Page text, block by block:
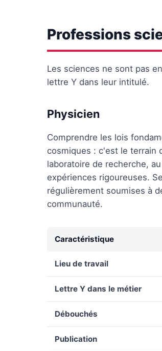
Professions
Les sciences ne sont pas
lettre Y dans leur intitulé.
Physicien
Comprendre les lois
cosmiques : c'est le terrain
laboratoire de recherche,
expériences rigoureuses.
régulièrement soumises à
communauté.
Caractéristique
Lieu de travail
Lettre Y dans le métier
Débouchés
Publication